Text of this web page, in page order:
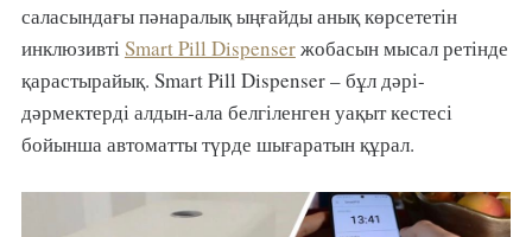
саласындағы пәнаралық ыңғайды анық көрсететін
инклюзивтіSmart Pill Dispenserжобасын мысал ретінде
қарастырайық. Smart Pill Dispenser – бұл дәрі-
дәрмектерді алдын-ала белгіленген уақыт кестесі
бойынша автоматты түрде шығаратын құрал.